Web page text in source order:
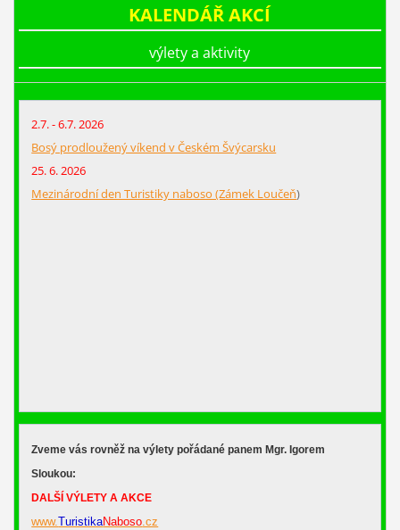
KALENDÁŘ AKCÍ
výlety a aktivity
2.7. - 6.7. 2026
Bosý prodloužený víkend v Českém Švýcarsku
25. 6. 2026
Mezinárodní den Turistiky naboso (Zámek Loučeň)
Zveme vás rovněž na výlety pořádané panem Mgr. Igorem
Sloukou:
DALŠÍ VÝLETY A AKCE
www.TuristikaNaboso .cz